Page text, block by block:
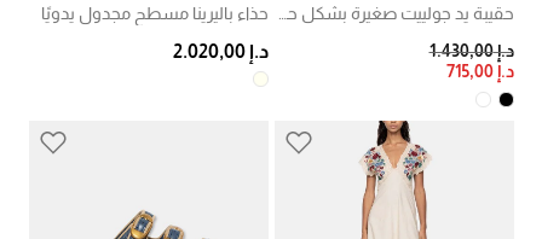
PRICE REDUCED FROM
د.إ 1.430,00
د.إ 715,00
حذاء باليرينا مسطح مجدول يدويًا
د.إ 2.020,00